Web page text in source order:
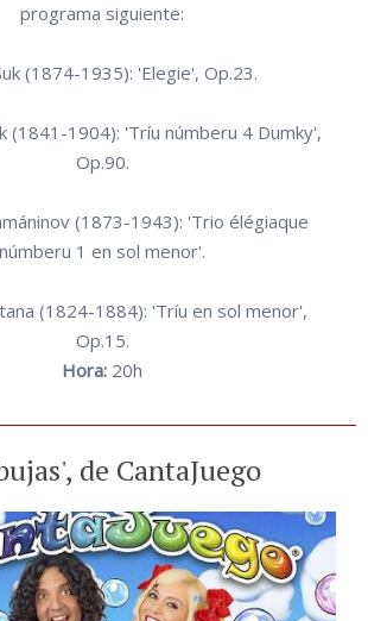
programa siguiente:
(1874-1935): 'Elegie', Op.23.
(1841-1904): 'Tríu númberu 4 Dumky',
Op.90.
(1873-1943): 'Trio élégiaque
númberu 1 en sol menor'.
(1824-1884): 'Tríu en sol menor',
Op.15.
Hora: 20h
de CantaJuego